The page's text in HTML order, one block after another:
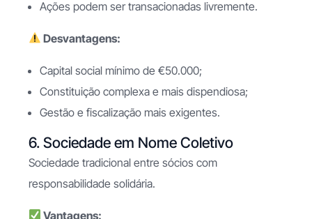
Ações podem ser transacionadas livremente.
Desvantagens:
Capital social mínimo de €50.000;
Constituição complexa e mais dispendiosa;
Gestão e fiscalização mais exigentes.
6. Sociedade em Nome Coletivo
Sociedade tradicional entre sócios com
responsabilidade solidária.
Vantagens: